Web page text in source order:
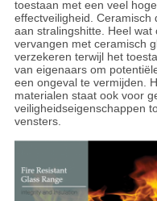
toestaan met een veel
effectveiligheid. Ceramisch
aan stralingshitte. Heel
vervangen met ceramisch
verzekeren terwijl het
van eigenaars om
een ongeval te vermijden.
materialen staat ook voor
veiligheidseigenschappen
vensters.